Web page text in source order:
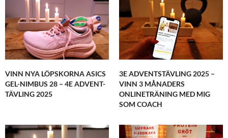
VINN NYA LÖPSKORNA ASICS
GEL-NIMBUS 28 – 4E ADVENT-
TÄVLING 2025
3E ADVENTSTÄVLING 2025 –
VINN 3 MÅNADERS
ONLINETRÄNING MED MIG
SOM COACH